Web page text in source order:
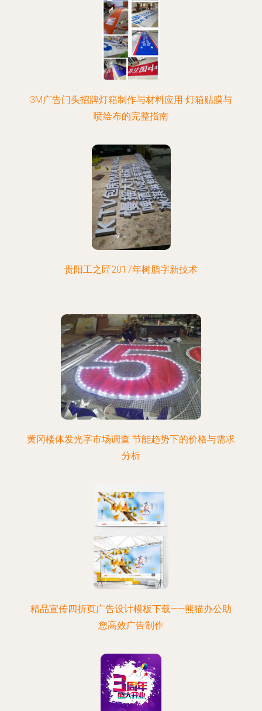
3M广告门头招牌灯箱制作与材料应用 灯箱贴膜与
喷绘布的完整指南
贵阳工之匠2017年树脂字新技术
黄冈楼体发光字市场调查 节能趋势下的价格与需求
分析
精品宣传四折页广告设计模板下载——熊猫办公助
您高效广告制作